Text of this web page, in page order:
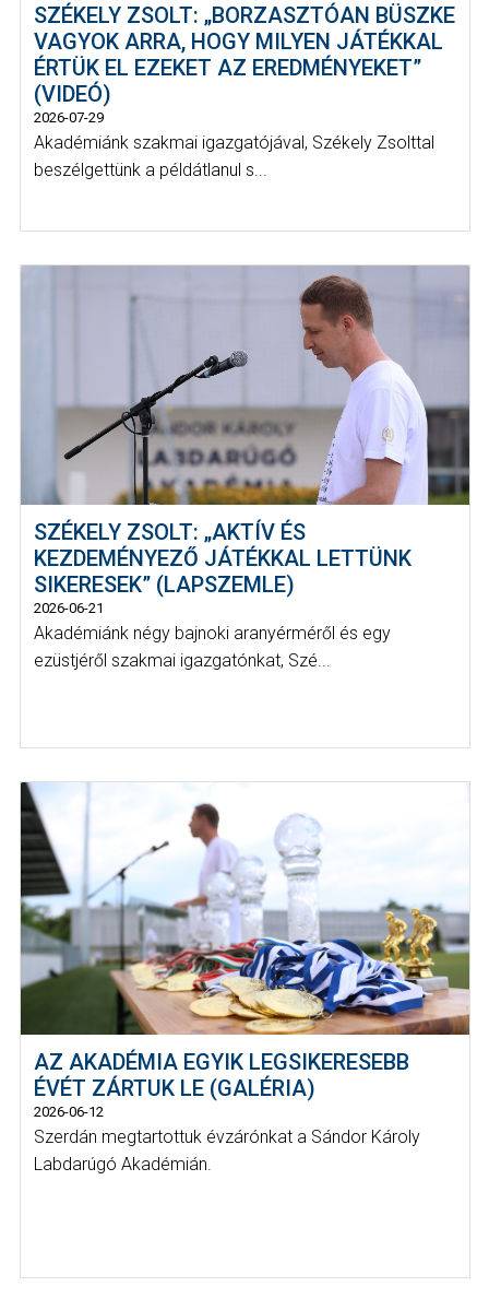
SZÉKELY ZSOLT: „BORZASZTÓAN BÜSZKE
VAGYOK ARRA, HOGY MILYEN JÁTÉKKAL
ÉRTÜK EL EZEKET AZ EREDMÉNYEKET”
(VIDEÓ)
2026-07-29
Akadémiánk szakmai igazgatójával, Székely Zsolttal
beszélgettünk a példátlanul s...
SZÉKELY ZSOLT: „AKTÍV ÉS
KEZDEMÉNYEZŐ JÁTÉKKAL LETTÜNK
SIKERESEK” (LAPSZEMLE)
2026-06-21
Akadémiánk négy bajnoki aranyérméről és egy
ezüstjéről szakmai igazgatónkat, Szé...
AZ AKADÉMIA EGYIK LEGSIKERESEBB
ÉVÉT ZÁRTUK LE (GALÉRIA)
2026-06-12
Szerdán megtartottuk évzárónkat a Sándor Károly
Labdarúgó Akadémián.